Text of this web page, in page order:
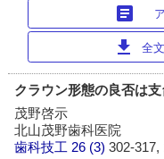
article
download 全
クラウン形態の良否は
茂野啓示
北山茂野歯科医院
歯科技工 26 (3)302-317,